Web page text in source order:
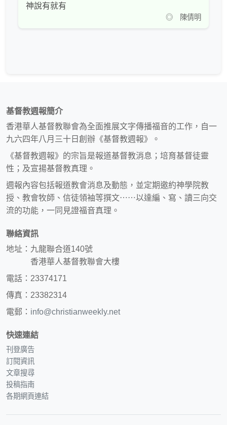
神說有就有
◎ 陳倩明
基督教週報簡介
香港華人基督教聯會為全面推展文字傳播福音的工作，自一
九六四年八月三十日創辦《基督教週報》。
《基督教週報》的宗旨是報道基督教消息；培育基督徒靈
性；及宣揚基督教真理。
週報內容包括報道教會消息及動態，並定期邀約神學院教
授、教會牧師、信徒領袖等撰文⋯⋯以達編、寫、讀三向交
流的功能，一同見證福音真理。
聯絡資訊
地址：九龍聯合道140號
香港華人基督教聯會大樓
電話：23374171
傳真：23382314
電郵： info@christianweekly.net
快速連結
刊登廣告
訂閱資訊
文章搜尋
投稿指南
各期網頁連結